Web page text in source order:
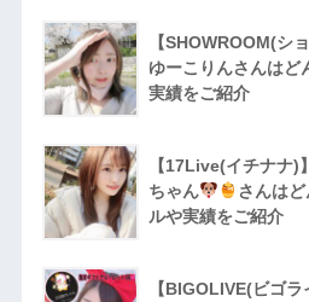
【SHOWROOM(シ
ゆーこりんさんはど
実績をご紹介
【17Live(イチナナ)
ちゃん
さんは
ルや実績をご紹介
【BIGOLIVE(ビゴ